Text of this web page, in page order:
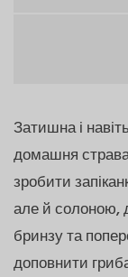
Затишна і
домашня
зробити
але й солоною,
бринзу та
доповнити